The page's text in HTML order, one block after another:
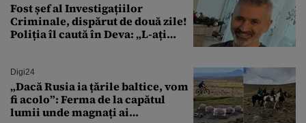
Fost șef al Investigațiilor
Criminale, dispărut de două zile!
Poliția îl caută în Deva: „L-ați
Digi24
„Dacă Rusia ia țările baltice, vom
fi acolo”: Ferma de la capătul
lumii unde magnați ai